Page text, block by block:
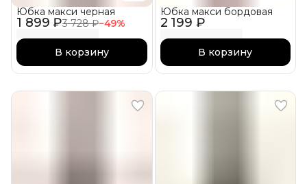
1 899 ₽3 728 ₽−49%
Юбка макси черная
В корзину
2 199 ₽
Юбка макси бордовая
В корзину